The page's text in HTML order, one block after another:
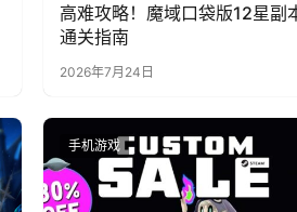
高难攻略！魔域口袋版12星副
通关指南
2026年7月24日
手机游戏